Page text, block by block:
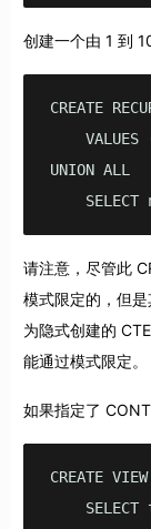
创建一个由 1 到
CREATE
VALUES
UNION ALL
SELECT
请注意，尽管此
模式限定的，但
为隐式创建的
能通过模式限定。
如果指定了
CREATE
SELECT